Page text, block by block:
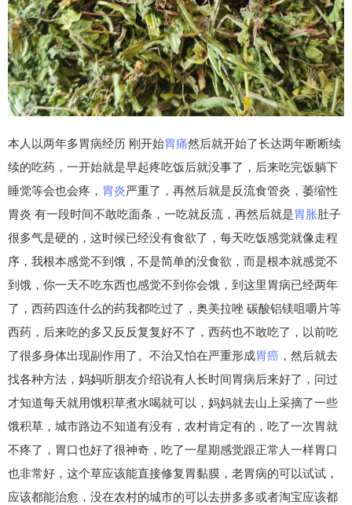
本人以两年多胃病经历 刚开始胃痛然后就开始了长达两年断断续
续的吃药，一开始就是早起疼吃饭后就没事了，后来吃完饭躺下
睡觉等会也会疼， 胃炎严重了，再然后就是反流食管炎，萎缩性
胃炎 有一段时间不敢吃面条，一吃就反流，再然后就是胃胀肚子
很多气是硬的，这时候已经没有食欲了，每天吃饭感觉就像走程
序，我根本感觉不到饿，不是简单的没食欲，而是根本就感觉不
到饿，你一天不吃东西也感觉不到你会饿，到这里胃病已经两年
了，西药四连什么的药我都吃过了，奥美拉唑 碳酸铝镁咀嚼片等
西药，后来吃的多又反反复复好不了，西药也不敢吃了，以前吃
了很多身体出现副作用了。不治又怕在严重形成胃癌 ，然后就去
找各种方法，妈妈听朋友介绍说有人长时间胃病后来好了，问过
才知道每天就用饿积草煮水喝就可以，妈妈就去山上采摘了一些
饿积草，城市路边不知道有没有，农村肯定有的，吃了一次胃就
不疼了，胃口也好了很神奇，吃了一星期感觉跟正常人一样胃口
也非常好，这个草应该能直接修复胃黏膜，老胃病的可以试试，
应该都能治愈，没在农村的城市的可以去拼多多或者淘宝应该都